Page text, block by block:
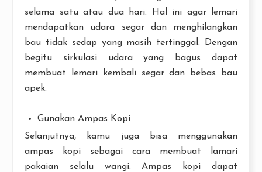
selama satu atau dua hari. Hal ini agar lemari
mendapatkan udara segar dan menghilangkan
bau tidak sedap yang masih tertinggal. Dengan
begitu sirkulasi udara yang bagus dapat
membuat lemari kembali segar dan bebas bau
apek.
Gunakan Ampas Kopi
Selanjutnya, kamu juga bisa menggunakan
ampas kopi sebagai cara membuat lamari
pakaian selalu wangi. Ampas kopi dapat